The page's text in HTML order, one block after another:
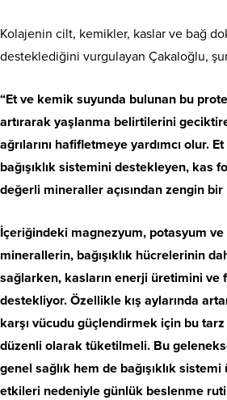
Kolajenin cilt, kemikler, kaslar ve bağ
desteklediğini vurgulayan Çakaloğlu,
“Et ve kemik suyunda bulunan bu
artırarak yaşlanma belirtilerini
ağrılarını hafifletmeye yardımcı olur.
bağışıklık sistemini destekleyen, kas
değerli mineraller açısından zengin bir
İçeriğindeki magnezyum, potasyum
minerallerin, bağışıklık hücrelerinin
sağlarken, kasların enerji üretimini ve
destekliyor. Özellikle kış aylarında
karşı vücudu güçlendirmek için bu
düzenli olarak tüketilmeli. Bu
genel sağlık hem de bağışıklık
etkileri nedeniyle günlük beslenme